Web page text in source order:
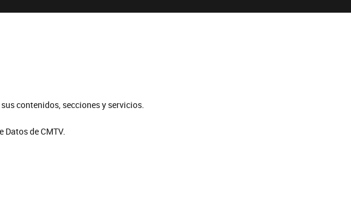
sus contenidos, secciones y servicios.
de CMTV.